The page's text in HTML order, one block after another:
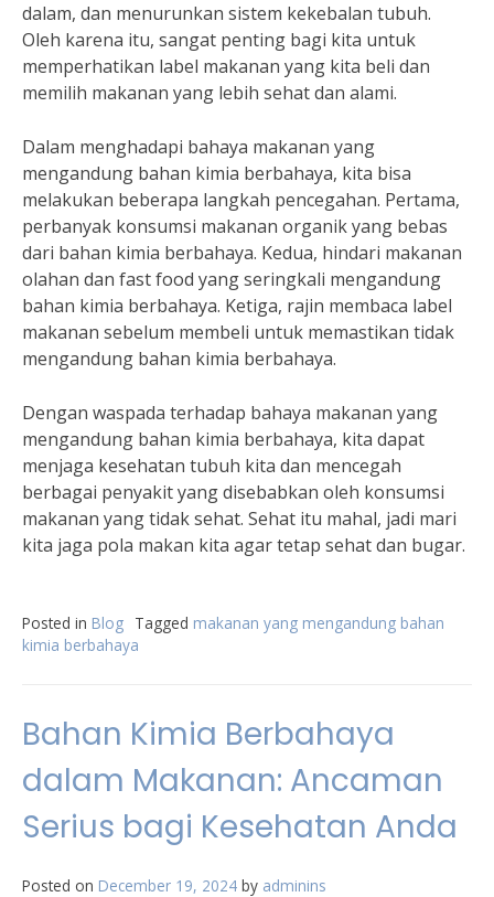
dalam, dan menurunkan sistem kekebalan tubuh.
Oleh karena itu, sangat penting bagi kita untuk
memperhatikan label makanan yang kita beli dan
memilih makanan yang lebih sehat dan alami.
Dalam menghadapi bahaya makanan yang
mengandung bahan kimia berbahaya, kita bisa
melakukan beberapa langkah pencegahan. Pertama,
perbanyak konsumsi makanan organik yang bebas
dari bahan kimia berbahaya. Kedua, hindari makanan
olahan dan fast food yang seringkali mengandung
bahan kimia berbahaya. Ketiga, rajin membaca label
makanan sebelum membeli untuk memastikan tidak
mengandung bahan kimia berbahaya.
Dengan waspada terhadap bahaya makanan yang
mengandung bahan kimia berbahaya, kita dapat
menjaga kesehatan tubuh kita dan mencegah
berbagai penyakit yang disebabkan oleh konsumsi
makanan yang tidak sehat. Sehat itu mahal, jadi mari
kita jaga pola makan kita agar tetap sehat dan bugar.
Posted in Blog Tagged makanan yang mengandung bahan
kimia berbahaya
Bahan Kimia Berbahaya
dalam Makanan: Ancaman
Serius bagi Kesehatan Anda
Posted on December 19, 2024 by adminins